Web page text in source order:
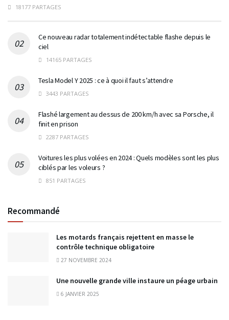
18177 PARTAGES
Ce nouveau radar totalement indétectable flashe depuis le
ciel
14165 PARTAGES
Tesla Model Y 2025 : ce à quoi il faut s’attendre
3443 PARTAGES
Flashé largement au dessus de 200 km/h avec sa Porsche, il
finit en prison
2287 PARTAGES
Voitures les plus volées en 2024 : Quels modèles sont les plus
ciblés par les voleurs ?
851 PARTAGES
Recommandé
Les motards français rejettent en masse le
contrôle technique obligatoire
27 NOVEMBRE 2024
Une nouvelle grande ville instaure un péage urbain
6 JANVIER 2025